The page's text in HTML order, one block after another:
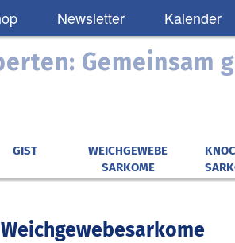
Newsletter Kalender
Gemeinsam
GIST
WEICHGEWEBE
SARKOME
Weichgewebesarkome